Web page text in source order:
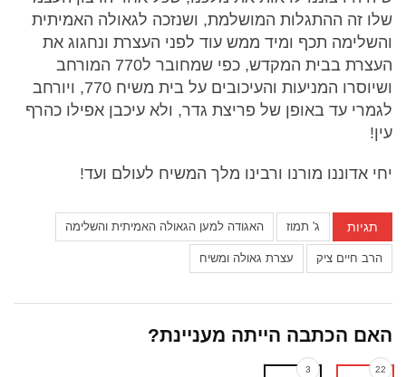
שלו זה ההתגלות המושלמת, ושנזכה לגאולה האמיתית
והשלימה תכף ומיד ממש עוד לפני העצרת ונחגוג את
העצרת בבית המקדש, כפי שמחובר ל770 המורחב
ושיוסרו המניעות והעיכובים על בית משיח 770, ויורחב
לגמרי עד באופן של פריצת גדר, ולא עיכבן אפילו כהרף
עין!
יחי אדוננו מורנו ורבינו מלך המשיח לעולם ועד!
תגיות ג' תמוז האגודה למען הגאולה האמיתית והשלימה
הרב חיים ציק עצרת גאולה ומשיח
האם הכתבה הייתה מעניינת?
22
3